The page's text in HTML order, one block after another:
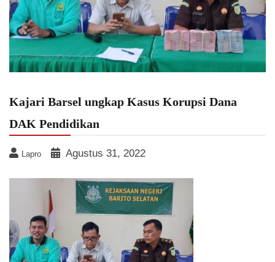
Kajari Barsel ungkap Kasus Korupsi Dana
DAK Pendidikan
Lapro Agustus 31, 2022